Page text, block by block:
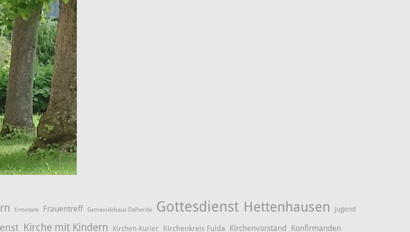
Erntedank Frauentreff Gemeindehaus Dalherda Gottesdienst Hettenhausen Jugend
Kirche mit Kindern Kirchen-Kurier Kirchenkreis Fulda Kirchenvorstand Konfirmanden